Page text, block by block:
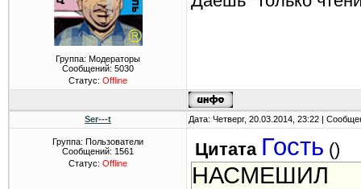
Группа: Модераторы
Сообщений: 5030
Статус: Offline
Ser---t Дата: Четверг, 20.03.2014, 23:22 |
Группа: Пользователи
Сообщений: 1561
Статус: Offline
Цитата Гость ()
НАСМЕШИЛ